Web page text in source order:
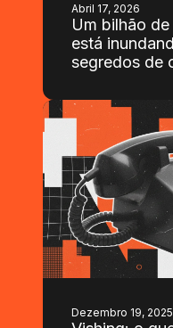
Abril 17, 2026
Um bilhão
está
segredos de
Dezembro 19, 2025